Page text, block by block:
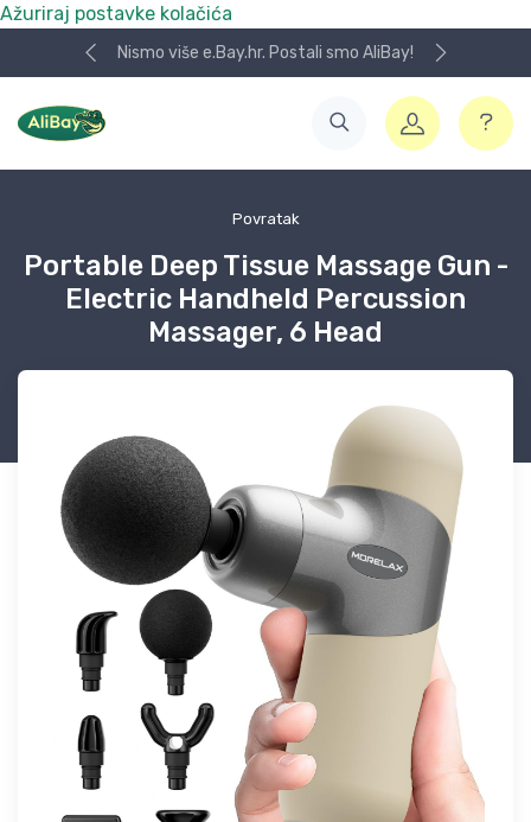
Ažuriraj postavke kolačića
Nismo više e.Bay.hr. Postali smo AliBay!
Povratak
Portable Deep Tissue Massage Gun -
Electric Handheld Percussion
Massager, 6 Head